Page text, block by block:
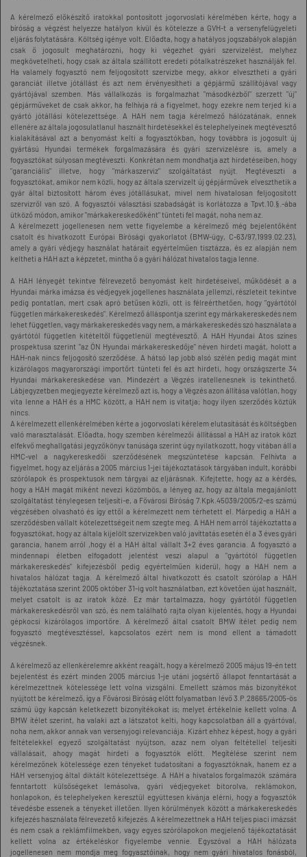
A kérelmező előkészítő iratokkal pontosított jogorvoslati kérelmében kérte, hogy a
bíróság a végzést helyezze hatályon kívül és kötelezze a GVH-t a versenyfelügyeleti
eljárás folytatására. Költség igénye volt. Előadta, hogy a hatályos jogszabályok alapján
csak ő jogosult meghatározni, hogy ki végezhet gyári szervizelést, melyhez
megkövetelheti, hogy csak az általa szállított eredeti pótalkatrészeket használják fel.
Ha valamely fogyasztó nem feljogosított szervizbe megy, akkor elvesztheti a gyári
garanciát illetve jótállást és azt nem érvényesítheti a gépjármű szállítójával vagy
gyártójával szemben. Más vállalkozás is forgalmazhat "másodkézből" szerzett "új"
gépjárműveket de csak akkor, ha felhívja rá a figyelmet, hogy ezekre nem terjed ki a
gyártó jótállási kötelezettsége. A HAH nem tagja kérelmező hálózatának, ennek
ellenére az általa jogosulatlanul használt hirdetésekkel és telephelyeinek megtévesztő
kialakításával azt a benyomást kelti a fogyasztókban, hogy továbbra is jogosult új
gyártású Hyundai termékek forgalmazására és gyári szervizelésre is, amely a
fogyasztókat súlyosan megtéveszti. Konkrétan nem mondhatja azt hirdetéseiben, hogy
"garanciális" illetve, hogy "márkaszerviz" szolgáltatást nyújt. Megtéveszti a
fogyasztókat, amikor nem közli, hogy az általa szervizelt új gépjárművek elveszthetik a
gyár által biztosított három éves jótállásukat, mivel nem hivatalosan feljogosított
szervizről van szó. A fogyasztói választási szabadságát is korlátozza a Tpvt.10.§.-ába
ütköző módon, amikor "márkakereskedőként" tünteti fel magát, noha nem az.
A kérelmezett jogellenesen nem vette figyelembe a kérelmező még bejelentőként
csatolt és hivatkozott Európai Bírósági gyakorlatot (BMW-ügy, C-63/97,1999.02.23),
amely a gyári védjegy használat határait egyértelműen tisztázza, és ez alapján nem
keltheti a HAH azt a képzetet, mintha ő a gyári hálózat hivatalos tagja lenne.
A HAH lényegét tekintve félrevezető benyomást kelt hirdetéseivel, működését a a
Hyundai márka imázsa és védjegyek jogellenes használata jellemzi, részleteit tekintve
pedig pontatlan, mert csak apró betűsen közli, ott is félreérthetően, hogy "gyártótól
független márkakereskedés". Kérelmező álláspontja szerint egy márkakereskedés nem
lehet független, vagy márkakereskedés vagy nem, a márkakereskedés szó használata a
gyártótól független kitételtől függetlenül megtévesztő. A HAH Hyundai Atos színes
prospektusa szerint "az ÖN Hyundai márkakereskedője" néven hirdeti magát, holott a
HAH-nak nincs feljogosító szerződése. A hátsó lap jobb alsó szélén pedig magát mint
kizárólagos magyarországi importőrt tünteti fel és azt hirdeti, hogy országszerte 34
Hyundai márkakereskedése van. Mindezért a Végzés iratellenesnek is tekinthető.
Lábjegyzetben megjegyezte kérelmező azt is, hogy a Végzés azon állítása valótlan, hogy
vita lenne a HAH és a HMC között, a HAH nem is vitatja; hogy ilyen szerződés köztük
nincs.
A kérelmezett ellenkérelmében kérte a jogorvoslati kérelem elutasítását és költségben
való marasztalását. Előadta, hogy szemben kérelmezői állítással a HAH az iratok közt
elfekvő meghallgatási jegyzőkönyv tanúsága szerint úgy nyilatkozott, hogy vitában áll a
HMC-vel a nagykereskedői szerződésének megszüntetése kapcsán. Felhívta a
figyelmet, hogy az eljárás a 2005 március 1-jei tájékoztatások tárgyában indult, korábbi
szórólapok és prospektusok nem tárgyai az eljárásnak. Kifejtette, hogy az a kérdés,
hogy a HAH magát miként nevezi közömbös, a lényeg az, hogy az általa megajánlott
szolgáltatást ténylegesen teljesíti-e, a Fővárosi Bíróság 7.Kpk.45039/2005/2-es számú
végzésében olvasható és így ettől a kérelmezett nem térhetett el. Márpedig a HAH a
szerződésben vállalt kötelezettségeit nem szegte meg. A HAH nem arról tájékoztatta a
fogyasztókat, hogy az általa kijelölt szervizekben való javíttatás esetén él a 3 éves gyári
garancia, hanem arról ,hogy él a HAH által vállalt 3+2 éves garancia. A fogyasztó a
mindennapi életben elfogadott jelentést veszi alapul a "gyártótól független
márkakereskedés" kifejezésből pedig egyértelműen kiderül, hogy a HAH nem a
hivatalos hálózat tagja. A kérelmező által hivatkozott és csatolt szórólap a HAH
tájékoztatása szerint 2005 október 31-ig volt használatban, ezt követően újat használt,
melyet csatolt is az iratok közé. Ez már tartalmazza, hogy gyártótól független
márkakereskedésről van szó, és nem található rajta olyan kijelentés, hogy a Hyundai
gépkocsi kizárólagos importőre. A kérelmező által csatolt BMW ítélet pedig nem
fogyasztó megtévesztéssel, kapcsolatos ezért nem is mond ellent a támadott
végzésnek.
A kérelmező az ellenkérelemre akként reagált, hogy a kérelmező 2005 május 19-én tett
bejelentést és ezért minden 2005 március 1-je utáni jogsértő állapot fenntartását a
kérelmezettnek kötelessége lett volna vizsgálni. Emellett számos más bizonyítékot
nyújtott be kérelmező, így a Fővárosi Bíróság előtt folyamatban lévő 3.P.28665/2005-ös
számú ügy kapcsán keletkezett bizonyítékokat is; melyet értékelnie kellett volna. A
BMW ítélet szerint, ha valaki azt a látszatot kelti, hogy kapcsolatban áll a gyártóval,
noha nem, akkor annak van versenyjogi relevanciája. Kizárt ehhez képest, hogy a gyári
feltételekkel egyező szolgáltatást nyújtson, azaz nem olyan feltétellel teljesíti
vállalásait, ahogy magát hirdeti a fogyasztók előtt. Megítélése szerint nem
kérelmezőnek kötelessége ezen tényeket tudatosítani a fogyasztóknak, hanem ez a
HAH versenyjog által diktált kötelezettsége. A HAH a hivatalos forgalmazók számára
fenntartott külsőségeket lemásolva, gyári védjegyeket bitorolva, reklámokon,
honlapokon, és telephelyeken keresztül együttesen kívánja elérni, hogy a fogyasztók
tévedésbe essenek a tényeket illetően. Ilyen körülmények között a márkakereskedés
kifejezés használata félrevezető kifejezés. A kérelmezettnek a HAH teljes piaci imázsát
és nem csak a reklámfilmekben, vagy egyes szórólapokon megjelenő tájékoztatását
kellett volna az értékeléskor figyelembe vennie. Egyszóval a HAH hálózata
jogellenesen nem mondja meg fogyasztóinak, hogy nem gyári hivatalos fonásból,